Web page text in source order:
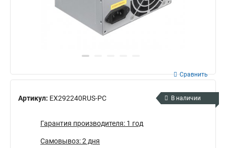
Артикул: EX292240RUS-PC
Сравнить
В наличии
Гарантия производителя: 1 год
Самовывоз: 2 дня